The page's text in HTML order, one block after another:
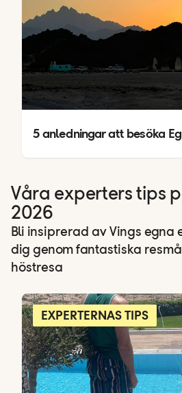
5 anledningar att besöka
Våra experters tips
2026
Bli insiprerad av Vings egna
dig genom fantastiska
höstresa
EXPERTERNAS TIPS